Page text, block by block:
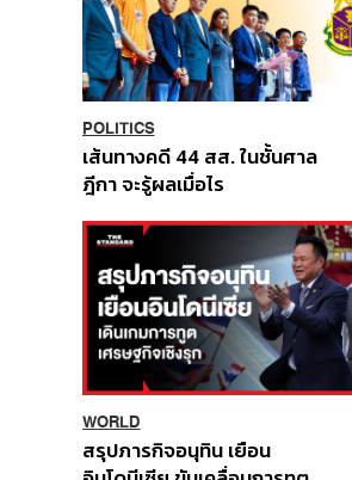
POLITICS
เส้นทางคดี 44 สส. ในชั้นศาล
ฎีกา จะรู้ผลเมื่อไร
WORLD
สรุปภารกิจอนุทิน เยือน